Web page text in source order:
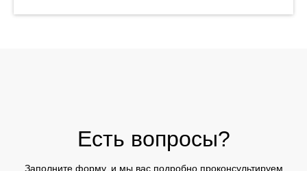
Есть вопросы?
Заполните форму, и мы вас подробно проконсультируем